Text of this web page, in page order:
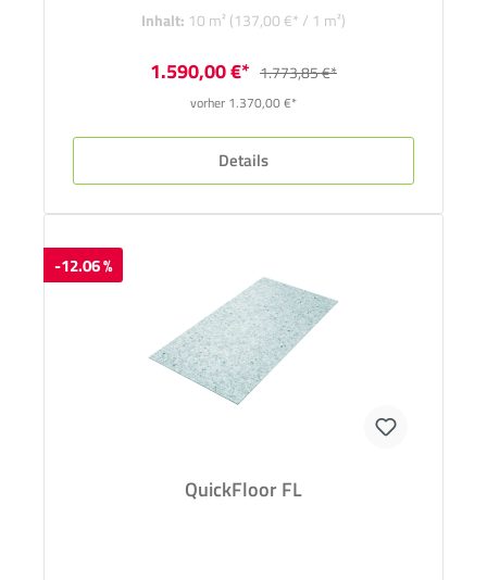
Inhalt: 10 m² (137,00 €* / 1 m²)
1.590,00 €* 1.773,85 €*
vorher 1.370,00 €*
Details
-12.06 %
QuickFloor FL